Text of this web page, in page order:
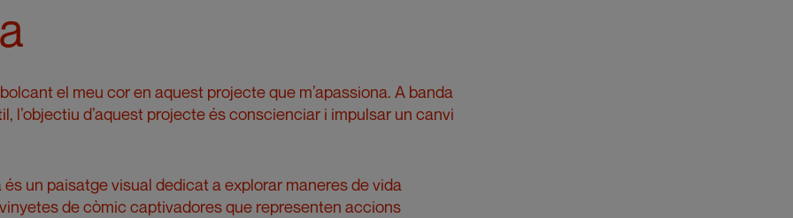
el meu cor en aquest projecte que m’apassiona. A banda
l’objectiu d’aquest projecte és conscienciar i impulsar un canvi
és un paisatge visual dedicat a explorar maneres de vida
de còmic captivadores que representen accions